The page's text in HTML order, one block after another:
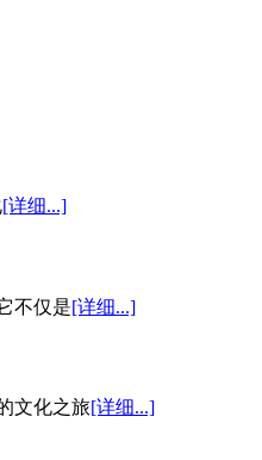
[详细...]
不仅是[详细...]
文化之旅[详细...]